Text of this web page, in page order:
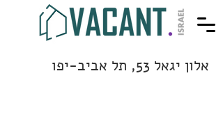
אלון יגאל 53, תל אביב-יפו